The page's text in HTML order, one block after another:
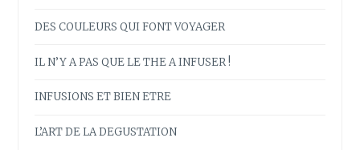
DES COULEURS QUI FONT VOYAGER
IL N’Y A PAS QUE LE THE A INFUSER !
INFUSIONS ET BIEN ETRE
L’ART DE LA DEGUSTATION